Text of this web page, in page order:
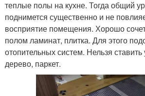
теплые полы на кухне. Тогда общий
поднимется существенно и не
восприятие помещения. Хорошо
полом ламинат, плитка. Для этого
отопительных систем. Нельзя
дерево, паркет.